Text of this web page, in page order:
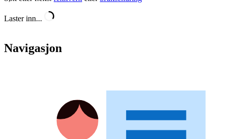
Laster inn...
Navigasjon